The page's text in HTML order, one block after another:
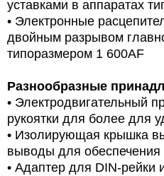
уставками в аппаратах
• Электронные
двойным разрывом
типоразмером 1 600AF
Разнообразные
• Электродвигательный
рукоятки для более для
• Изолирующая крышка
выводы для обеспечения
• Адаптер для DIN-рейки